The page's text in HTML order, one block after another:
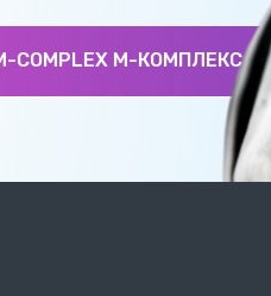
М-КОМПЛЕКС